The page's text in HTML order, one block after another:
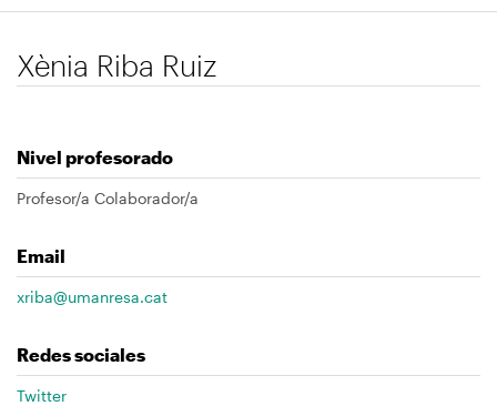
enlaces
a
la
Xènia Riba Ruiz
Nivel profesorado
Profesor/a Colaborador/a
Email
xriba@umanresa.cat
Redes sociales
Twitter